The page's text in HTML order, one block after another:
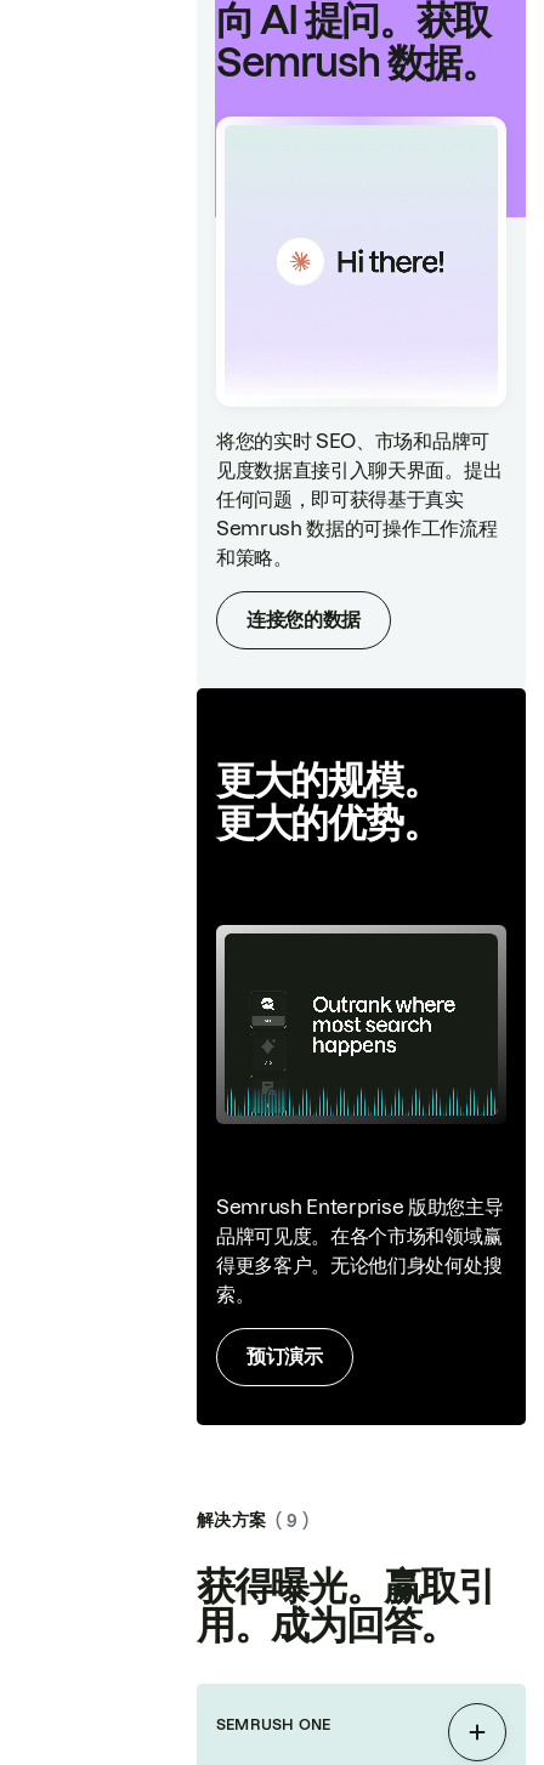
向 AI 提问。获取
Semrush 数据。
将您的实时 SEO、市场和品牌可
见度数据直接引入聊天界面。提出
任何问题，即可获得基于真实
Semrush 数据的可操作工作流程
和策略。
连接您的数据
更大的规模。
更大的优势。
Semrush Enterprise 版助您主导
品牌可见度。在各个市场和领域赢
得更多客户。无论他们身处何处搜
索。
预订演示
解决方案 ( 9 )
获得曝光。赢取引
用。成为回答。
SEMRUSH ONE
展开